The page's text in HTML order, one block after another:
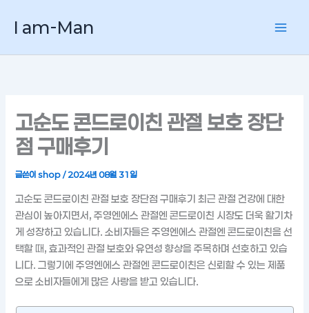
로
I am-Man
고순도 콘드로이친 관절 보호 장단
점 구매후기
글쓴이shop/2024년 08월 31일
고순도 콘드로이친 관절 보호 장단점 구매후기 최근 관절 건강에 대한
관심이 높아지면서, 주영엔에스 관절엔 콘드로이친 시장도 더욱 활기차
게 성장하고 있습니다. 소비자들은 주영엔에스 관절엔 콘드로이친을 선
택할 때, 효과적인 관절 보호와 유연성 향상을 주목하며 선호하고 있습
니다. 그렇기에 주영엔에스 관절엔 콘드로이친은 신뢰할 수 있는 제품
으로 소비자들에게 많은 사랑을 받고 있습니다.